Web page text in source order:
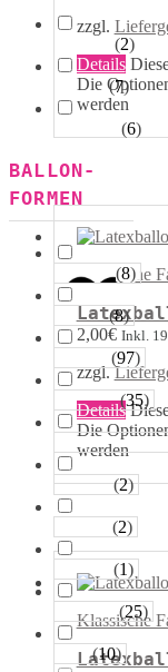
zzgl.
Details
Die
werden
Klassische
2,00€ Inkl.
zzgl.
Details
Die
werden
Klassische
(2)
Pastell (7)
(6)
BALLON-
FORMEN
Herzen (8)
Sterne (8)
(97)
Tropfen (35)
Riesen−Kugeln
Eckige (2)
(2)
Portale (1)
Figuren (25)
123 (10)